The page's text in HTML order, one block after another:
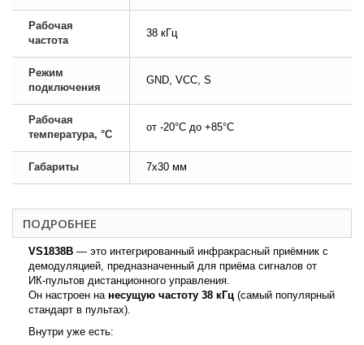
Рабочая
частота
38 кГц
Режим
подключения
GND, VCC, S
Рабочая
температура, °C
от -20°C до +85°C
Габариты 7x30 мм
ПОДРОБНЕЕ
VS1838B — это интегрированный инфракрасный приёмник с
демодуляцией, предназначенный для приёма сигналов от
ИК-пультов дистанционного управления.
Он настроен на несущую частоту 38 кГц (самый популярный
стандарт в пультах).
Внутри уже есть: